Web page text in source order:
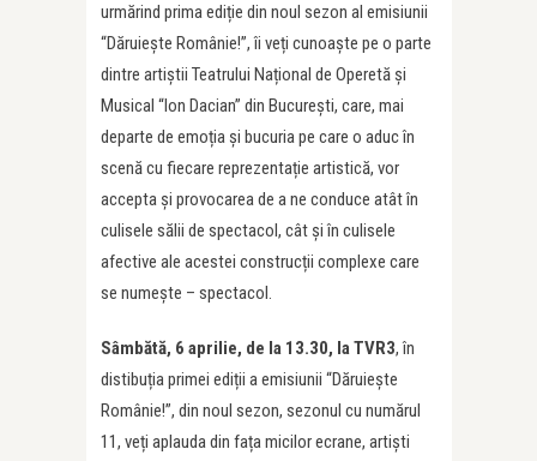
urmărind prima ediție din noul sezon al emisiunii
“Dăruiește Românie!”, îi veți cunoaște pe o parte
dintre artiștii Teatrului Național de Operetă și
Musical “Ion Dacian” din București, care, mai
departe de emoția și bucuria pe care o aduc în
scenă cu fiecare reprezentație artistică, vor
accepta și provocarea de a ne conduce atât în
culisele sălii de spectacol, cât și în culisele
afective ale acestei construcții complexe care
se numește – spectacol.
Sâmbătă, 6 aprilie, de la 13.30, la TVR3, în
distibuția primei ediții a emisiunii “Dăruiește
Românie!”, din noul sezon, sezonul cu numărul
11, veți aplauda din fața micilor ecrane, artiști